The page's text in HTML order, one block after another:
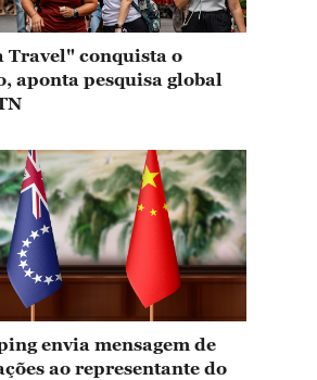
Travel" conquista o
aponta pesquisa global
envia mensagem de
ao representante do